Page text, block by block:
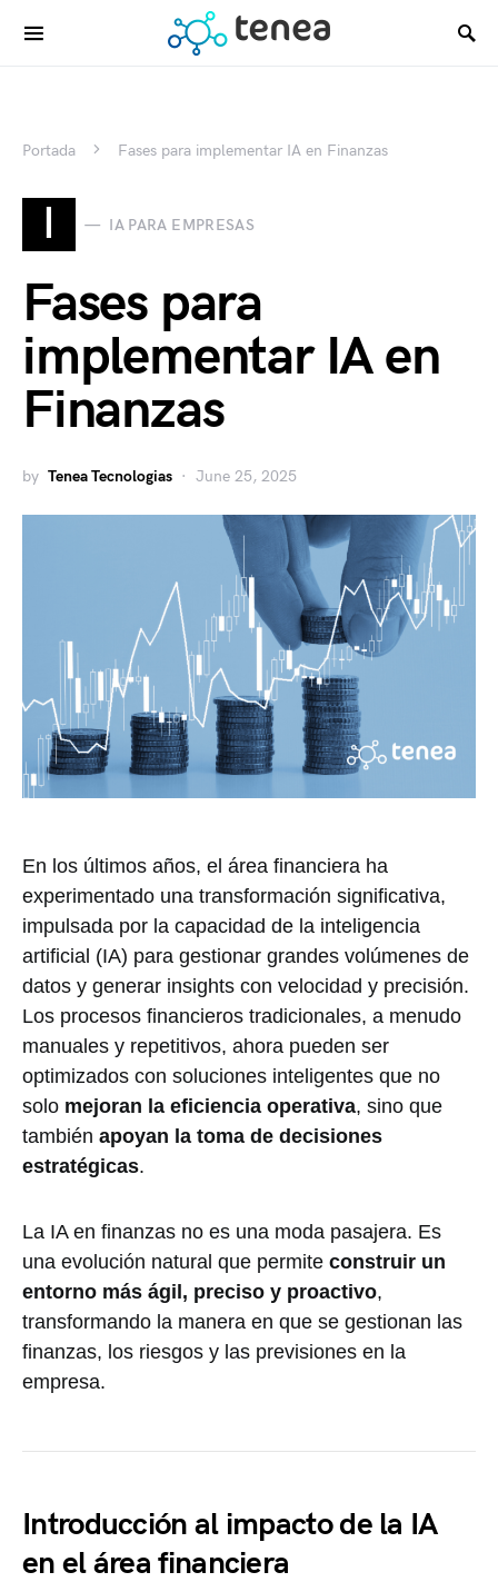
Portada Fases para implementar IA en Finanzas
I IA PARA EMPRESAS
Fases para
implementar IA en
Finanzas
by Tenea Tecnologias June 25, 2025
En los últimos años, el área financiera ha
experimentado una transformación significativa,
impulsada por la capacidad de la inteligencia
artificial (IA) para gestionar grandes volúmenes de
datos y generar insights con velocidad y precisión.
Los procesos financieros tradicionales, a menudo
manuales y repetitivos, ahora pueden ser
optimizados con soluciones inteligentes que no
solo mejoran la eficiencia operativa, sino que
también apoyan la toma de decisiones
estratégicas.
La IA en finanzas no es una moda pasajera. Es
una evolución natural que permite construir un
entorno más ágil, preciso y proactivo,
transformando la manera en que se gestionan las
finanzas, los riesgos y las previsiones en la
empresa.
Introducción al impacto de la IA
en el área financiera